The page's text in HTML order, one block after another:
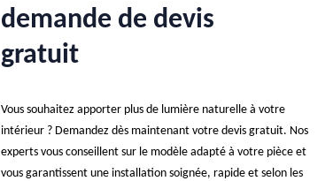
demande de devis
gratuit
Vous souhaitez apporter plus de lumière naturelle à votre
intérieur ? Demandez dès maintenant votre devis gratuit. Nos
experts vous conseillent sur le modèle adapté à votre pièce et
vous garantissent une installation soignée, rapide et selon les